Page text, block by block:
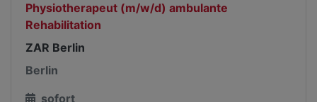
Physiotherapeut (m/w/d) ambulante
Rehabilitation
ZAR Berlin
Berlin
sofort